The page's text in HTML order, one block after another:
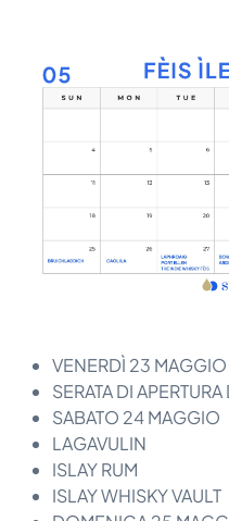
VENERDÌ 23 MAGGIO
SERATA DI
SABATO 24 MAGGIO
LAGAVULIN
ISLAY RUM
ISLAY WHISKY VAULT